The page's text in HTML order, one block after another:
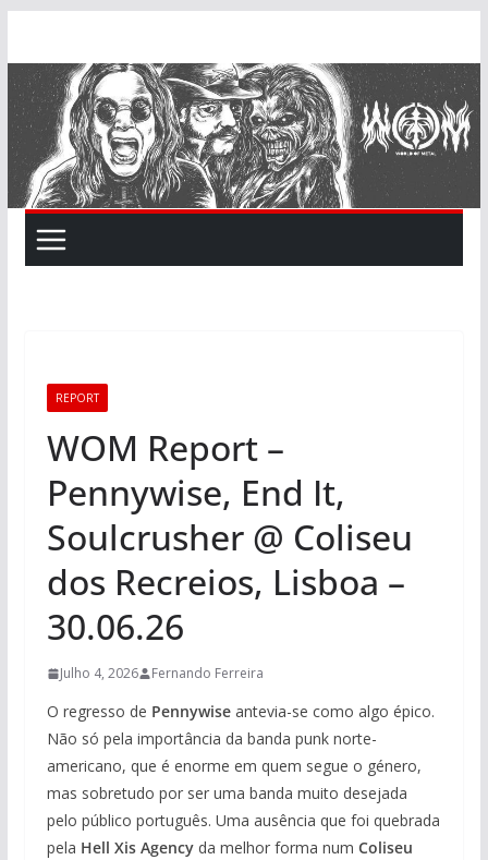
content
REPORT
WOM Report –
Pennywise, End It,
Soulcrusher @ Coliseu
dos Recreios, Lisboa –
30.06.26
Julho 4, 2026 Fernando Ferreira
O regresso de Pennywiseantevia-se como algo épico.
Não só pela importância da banda punk norte-
americano, que é enorme em quem segue o género,
mas sobretudo por ser uma banda muito desejada
pelo público português. Uma ausência que foi quebrada
pela Hell Xis Agencyda melhor forma num Coliseu